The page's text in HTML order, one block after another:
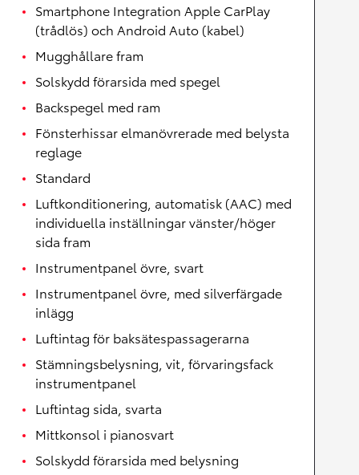
Smartphone Integration Apple CarPlay
(trådlös) och Android Auto (kabel)
Mugghållare fram
Solskydd förarsida med spegel
Backspegel med ram
Fönsterhissar elmanövrerade med belysta
reglage
Standard
Luftkonditionering, automatisk (AAC) med
individuella inställningar vänster/höger
sida fram
Instrumentpanel övre, svart
Instrumentpanel övre, med silverfärgade
inlägg
Luftintag för baksätespassagerarna
Stämningsbelysning, vit, förvaringsfack
instrumentpanel
Luftintag sida, svarta
Mittkonsol i pianosvart
Solskydd förarsida med belysning